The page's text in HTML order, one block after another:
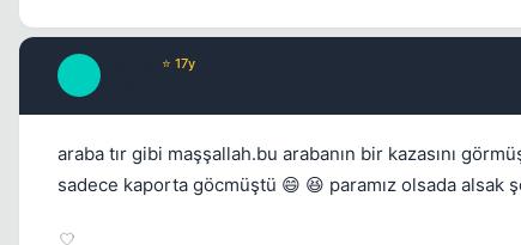
⭐ 17y
araba tır gibi maşşallah.bu arabanın bir kazasını
sadece kaporta göcmüştü 😄 😆 paramız olsada alsak